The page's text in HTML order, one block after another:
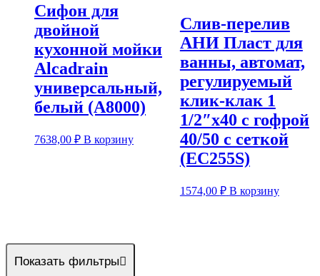
Сифон для
двойной
кухонной мойки
Alcadrain
универсальный,
белый (A8000)
7638,00 ₽ В корзину
Слив-перелив
АНИ Пласт для
ванны, автомат,
регулируемый
клик-клак 1
1/2″х40 с гофрой
40/50 с сеткой
(EC255S)
1574,00 ₽ В корзину
Показать фильтры